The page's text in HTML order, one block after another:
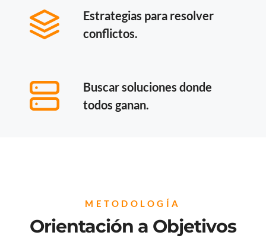
Estrategias para resolver
conflictos.
Buscar soluciones donde
todos ganan.
METODOLOGÍA
Orientación a Objetivos